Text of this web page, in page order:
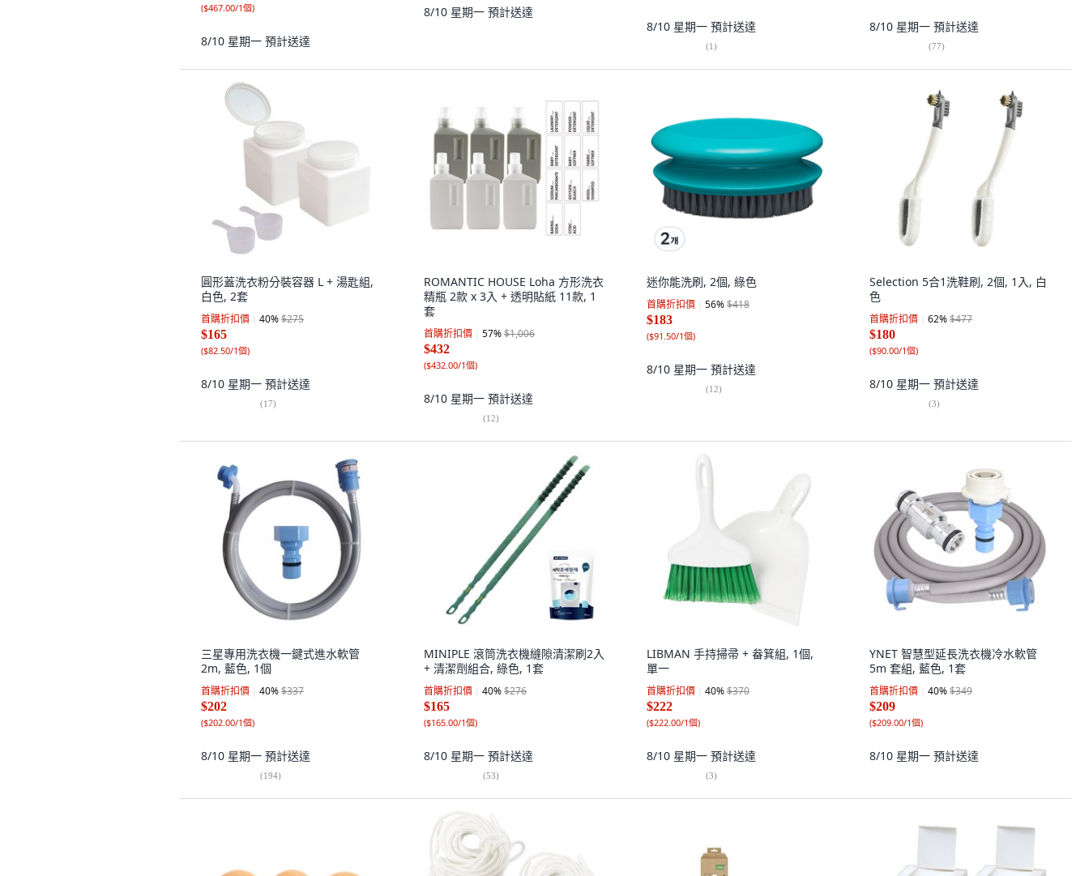
($467.00/1個)
8/10 星期一 預計送達
8/10 星期一 預計送達
8/10 星期一 預計送達
(1)
8/10 星期一 預計送達
(77)
圓形蓋洗衣粉分裝容器 L + 湯匙組,
白色, 2套
首購折扣價 40%$275
$165
($82.50/1個)
8/10 星期一 預計送達
(17)
ROMANTIC HOUSE Loha 方形洗衣
精瓶 2款 x 3入 + 透明貼紙 11款, 1
套
首購折扣價 57%$1,006
$432
($432.00/1個)
8/10 星期一 預計送達
(12)
迷你能洗刷, 2個, 綠色
首購折扣價 56%$418
$183
($91.50/1個)
8/10 星期一 預計送達
(12)
Selection 5合1洗鞋刷, 2個, 1入, 白
色
首購折扣價 62%$477
$180
($90.00/1個)
8/10 星期一 預計送達
(3)
三星專用洗衣機一鍵式進水軟管
2m, 藍色, 1個
首購折扣價 40%$337
$202
($202.00/1個)
8/10 星期一 預計送達
(194)
MINIPLE 滾筒洗衣機縫隙清潔刷2入
+ 清潔劑組合, 綠色, 1套
首購折扣價 40%$276
$165
($165.00/1個)
8/10 星期一 預計送達
(53)
LIBMAN 手持掃帚 + 畚箕組, 1個,
單一
首購折扣價 40%$370
$222
($222.00/1個)
8/10 星期一 預計送達
(3)
YNET 智慧型延長洗衣機冷水軟管
5m 套組, 藍色, 1套
首購折扣價 40%$349
$209
($209.00/1個)
8/10 星期一 預計送達